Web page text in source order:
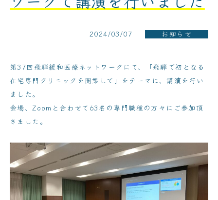
2024/03/07 お知らせ
第37回飛騨緩和医療ネットワークにて、「飛騨で初となる
在宅専門クリニックを開業して」をテーマに、講演を行い
ました。
会場、Zoomと合わせて63名の専門職種の方々にご参加頂
きました。